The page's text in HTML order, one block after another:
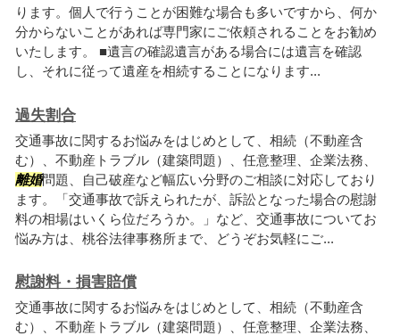
ります。個人で行うことが困難な場合も多いですから、何か
分からないことがあれば専門家にご依頼されることをお勧め
いたします。 ■遺言の確認遺言がある場合には遺言を確認
し、それに従って遺産を相続することになります...
過失割合
交通事故に関するお悩みをはじめとして、相続（不動産含
む）、不動産トラブル（建築問題）、任意整理、企業法務、
離婚問題、自己破産など幅広い分野のご相談に対応しており
ます。「交通事故で訴えられたが、訴訟となった場合の慰謝
料の相場はいくら位だろうか。」など、交通事故についてお
悩み方は、桃谷法律事務所まで、どうぞお気軽にご...
慰謝料・損害賠償
交通事故に関するお悩みをはじめとして、相続（不動産含
む）、不動産トラブル（建築問題）、任意整理、企業法務、